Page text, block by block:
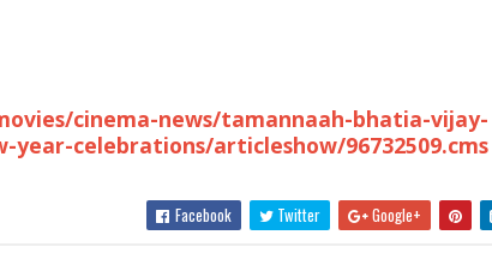
cinema-news/tamannaah-bhatia-vijay-
celebrations/articleshow/96732509.cms
Facebook Twitter Google+